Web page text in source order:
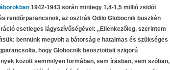
1942-1943 során mintegy 1,4-1,5 millió zsidót
rendőrparancsnok, az osztrák Odilo Globocnik büszkén
esetleges lágyszívűségével: „Ellenkezőleg, szerintem
bennünk megvolt a bátorság e hatalmas és szükséges
hogy Globocnik beosztottait szigorú
között semmilyen formában, sem írásban, sem szóban,